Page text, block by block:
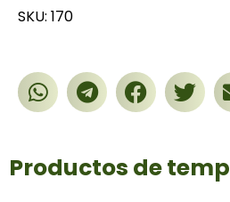
SKU: 170
Productos de